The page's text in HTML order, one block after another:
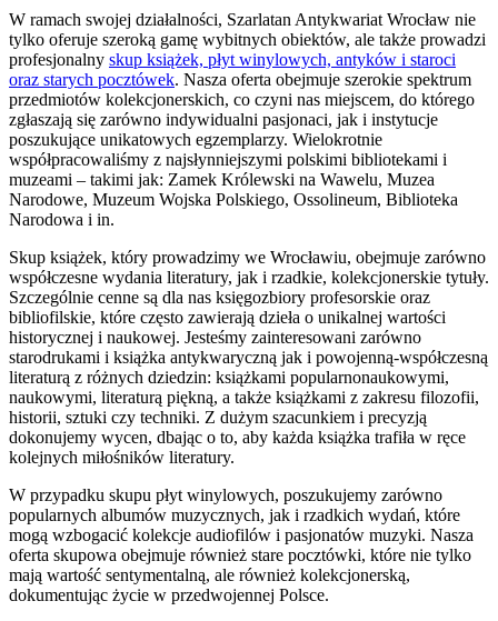
W ramach swojej działalności, Szarlatan Antykwariat Wrocław nie
tylko oferuje szeroką gamę wybitnych obiektów, ale także prowadzi
profesjonalny skup książek, płyt winylowych, antyków i staroci
oraz starych pocztówek. Nasza oferta obejmuje szerokie spektrum
przedmiotów kolekcjonerskich, co czyni nas miejscem, do którego
zgłaszają się zarówno indywidualni pasjonaci, jak i instytucje
poszukujące unikatowych egzemplarzy. Wielokrotnie
współpracowaliśmy z najsłynniejszymi polskimi bibliotekami i
muzeami – takimi jak: Zamek Królewski na Wawelu, Muzea
Narodowe, Muzeum Wojska Polskiego, Ossolineum, Biblioteka
Narodowa i in.
Skup książek, który prowadzimy we Wrocławiu, obejmuje zarówno
współczesne wydania literatury, jak i rzadkie, kolekcjonerskie tytuły.
Szczególnie cenne są dla nas księgozbiory profesorskie oraz
bibliofilskie, które często zawierają dzieła o unikalnej wartości
historycznej i naukowej. Jesteśmy zainteresowani zarówno
starodrukami i książka antykwaryczną jak i powojenną-współczesną
literaturą z różnych dziedzin: książkami popularnonaukowymi,
naukowymi, literaturą piękną, a także książkami z zakresu filozofii,
historii, sztuki czy techniki. Z dużym szacunkiem i precyzją
dokonujemy wycen, dbając o to, aby każda książka trafiła w ręce
kolejnych miłośników literatury.
W przypadku skupu płyt winylowych, poszukujemy zarówno
popularnych albumów muzycznych, jak i rzadkich wydań, które
mogą wzbogacić kolekcje audiofilów i pasjonatów muzyki. Nasza
oferta skupowa obejmuje również stare pocztówki, które nie tylko
mają wartość sentymentalną, ale również kolekcjonerską,
dokumentując życie w przedwojennej Polsce.